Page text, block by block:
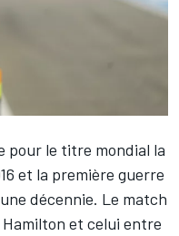
pour le titre mondial la
et la première guerre
décennie. Le match
et celui entre